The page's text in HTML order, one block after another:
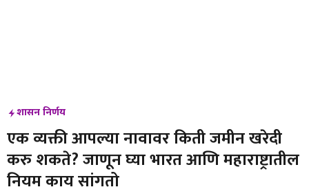
शासन निर्णय
एक व्यक्ती आपल्या नावावर किती जमीन खरेदी
करु शकते? जाणून घ्या भारत आणि महाराष्ट्रातील
नियम काय सांगतो